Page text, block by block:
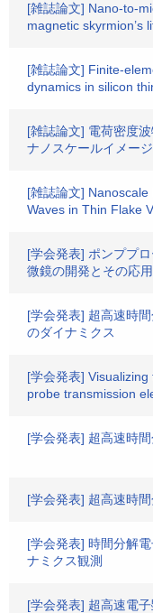
[雑誌論文] Nano-to-
magnetic skyrmion’s
[雑誌論文] Finite-
dynamics in silicon
[雑誌論文] 電荷密度
ナノスケールイメー
[雑誌論文]
Waves in Thin Flake
[学会発表] ポンププ
微鏡の開発とその応用
[学会発表] 超高速時
のダイナミクス
[学会発表]
probe transmission
[学会発表] 超高速時
[学会発表] 超高速時
[学会発表] 時間分解
ナミクス観測
[学会発表] 超高速電